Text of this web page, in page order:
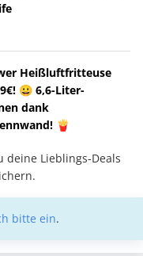
Heißluftfritteuse
😀 6,6-Liter-
dank
🍟
deine Lieblings-Deals
bitte ein.